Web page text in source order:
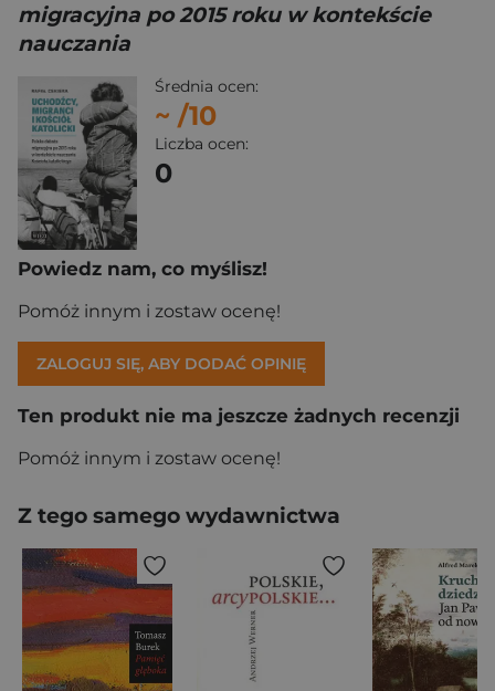
migracyjna po 2015 roku w kontekście
nauczania
Średnia ocen:
~ /10
Liczba ocen:
0
Powiedz nam, co myślisz!
Pomóż innym i zostaw ocenę!
ZALOGUJ SIĘ, ABY DODAĆ OPINIĘ
Ten produkt nie ma jeszcze żadnych recenzji
Pomóż innym i zostaw ocenę!
Z tego samego wydawnictwa